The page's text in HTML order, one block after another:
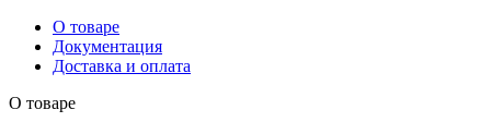
О товаре
Документация
Доставка и оплата
О товаре